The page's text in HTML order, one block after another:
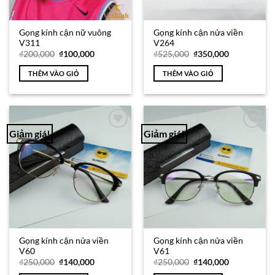
Gọng kính cận nữ vuông
V311
₫200,000 Giá
là:
₫200,000.
₫100,000Giá
THÊM VÀO GIỎ
Gọng kính cận nửa viền
V264
₫525,000 Giá
là:
₫525,000.
₫350,000Giá
THÊM VÀO GIỎ
Giảm giá!
Wishlist
Gọng kính cận nửa viền
V60
₫250,000 Giá
₫140,000Giá
Giảm giá!
Wishlist
Gọng kính cận nửa viền
V61
₫250,000 Giá
₫140,000Giá